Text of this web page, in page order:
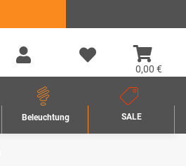
0,00 €
Beleuchtung SALE